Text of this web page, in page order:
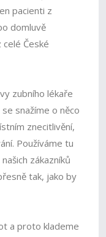
pacienti z
domluvě
České
zubního lékaře
snažíme o něco
znecitlivění,
Používáme tu
zákazníků
tak, jako by
a proto klademe